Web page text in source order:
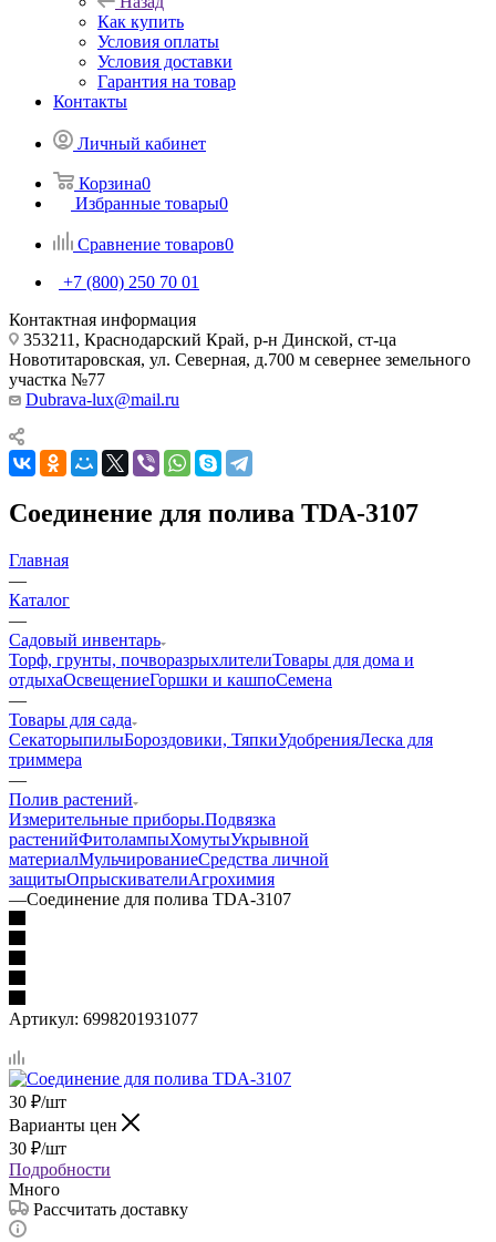
Как купить
Условия оплаты
Условия доставки
Гарантия на товар
Контакты
Личный кабинет
Корзина0
Избранные товары0
Сравнение товаров0
+7 (800) 250 70 01
Контактная информация
353211, Краснодарский Край, р-н Динской, ст-ца
Новотитаровская, ул. Северная, д.700 м севернее земельного
участка №77
Dubrava-lux@mail.ru
Соединение для полива TDA-3107
Главная
—
Каталог
—
Садовый инвентарь
Торф, грунты, почворазрыхлителиТовары для дома и
отдыхаОсвещениеГоршки и кашпоСемена
—
Товары для сада
СекаторыпилыБороздовики, ТяпкиУдобренияЛеска для
триммера
—
Полив растений
Измерительные приборы.Подвязка
растенийФитолампыХомутыУкрывной
материалМульчированиеСредства личной
защитыОпрыскивателиАгрохимия
—Соединение для полива TDA-3107
Артикул: 6998201931077
30 ₽/шт
Варианты цен
30 ₽/шт
Подробности
Много
Рассчитать доставку